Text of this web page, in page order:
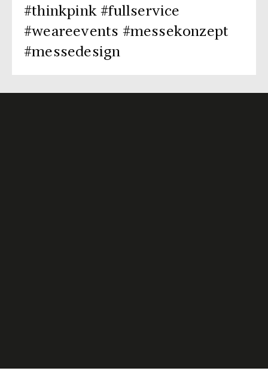
#thinkpink #fullservice
#weareevents #messekonzept
#messedesign